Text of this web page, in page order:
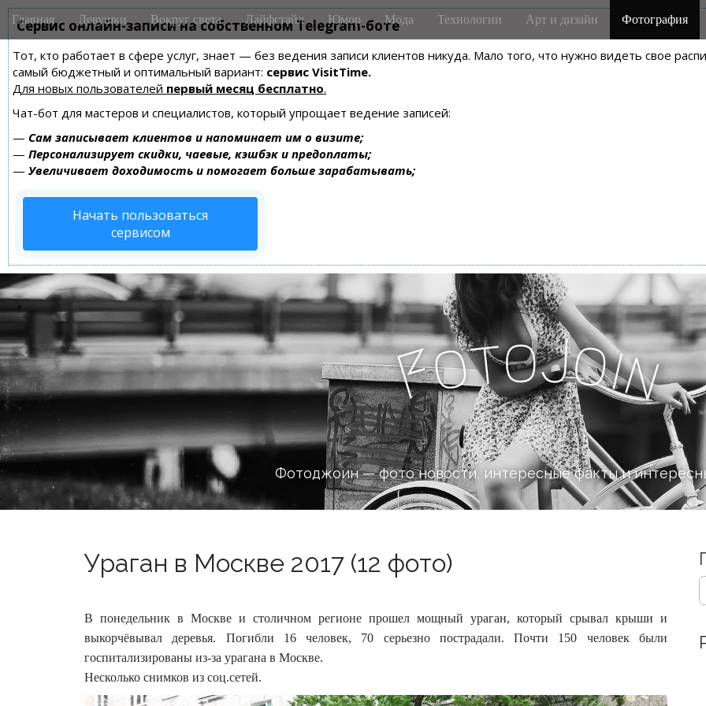
Сервис онлайн-записи на собственном Telegram-боте
Тот, кто работает в сфере услуг, знает — без ведения записи клиентов никуда. Мало того, что нужно видеть свое
самый бюджетный и оптимальный вариант: сервис VisitTime.
Для новых пользователей первый месяц бесплатно.
Чат-бот для мастеров и специалистов, который упрощает ведение записей:
— Сам записывает клиентов и напоминает им о визите;
— Персонализирует скидки, чаевые, кэшбэк и предоплаты;
— Увеличивает доходимость и помогает больше зарабатывать;
Начать пользоваться
сервисом
M
a
n
m
e
n
u
i
Главная Девушки Вокруг света Лайфстайл Юмор Мода Технологии Арт и дизайн Фотография
FotoJoi
n
Фотоджоин — фото новости, интересные факты и
Ураган в Москве 2017 (12 фото)
В понедельник в Москве и столичном регионе прошел мощный ураган, который срывал крыши и
выкорчёвывал деревья. Погибли 16 человек, 70 серьезно пострадали.Почти 150 человек были
госпитализированы из-за урагана в Москве.
Несколько снимков из соц.сетей.
S
e
c